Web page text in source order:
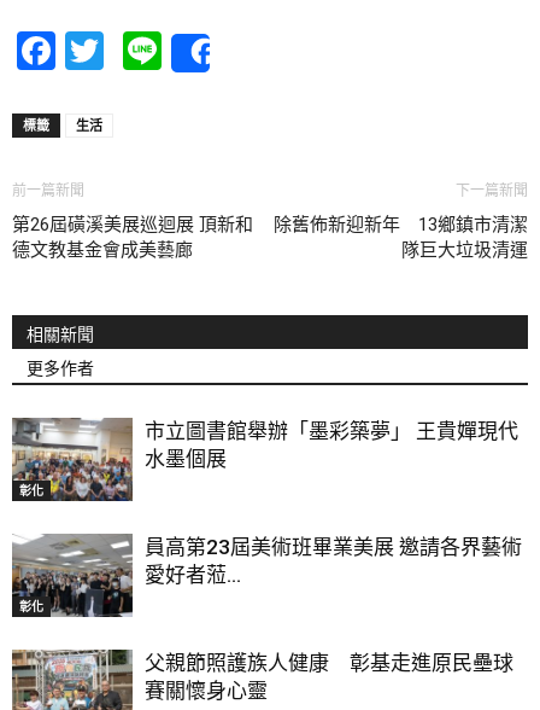
Facebook
Twitter
Line
標籤 生活
前一篇新聞
第26屆磺溪美展巡迴展 頂新和
德文教基金會成美藝廊
下一篇新聞
除舊佈新迎新年 13鄉鎮市清潔
隊巨大垃圾清運
相關新聞
更多作者
彰化
市立圖書館舉辦「墨彩築夢」 王貴嬋現代
水墨個展
彰化
員高第23屆美術班畢業美展 邀請各界藝術
愛好者蒞...
父親節照護族人健康 彰基走進原民壘球
賽關懷身心靈